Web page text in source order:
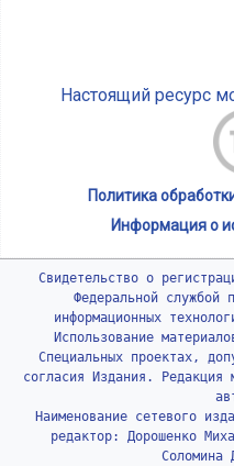
Настоящий ресурс
Политика
Информация о
Свидетельство о
Федеральной службой
информационных
Использование
Специальных проектах,
согласия Издания. Редакция
Наименование сетевого
редактор: Дорошенко
Соломина